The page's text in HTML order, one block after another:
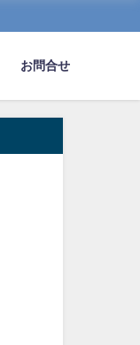
お問合せ